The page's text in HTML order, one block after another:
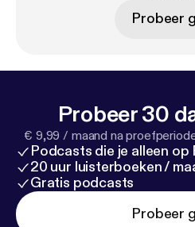
Probeer
Probeer 30
€ 9,99 / maand na
Podcasts die je alleen
20 uur luisterboeken /
Gratis podcasts
Probeer